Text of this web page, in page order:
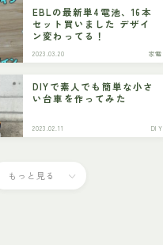
EBLの最新単4電池、16本
セット買いました デザイ
ン変わってる！
2023.03.20 家電
DIYで素人でも簡単な小さ
い台車を作ってみた
2023.02.11 DIY
もっと見る